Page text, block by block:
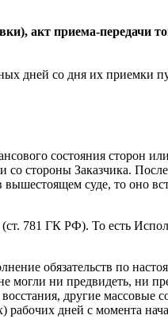
акт приема-передачи
дней со дня их приемки
состояния сторон
стороны Заказчика.
суде, то оно
781 ГК РФ). То есть
обязательств по
ни предвидеть, ни
другие
дней с момента